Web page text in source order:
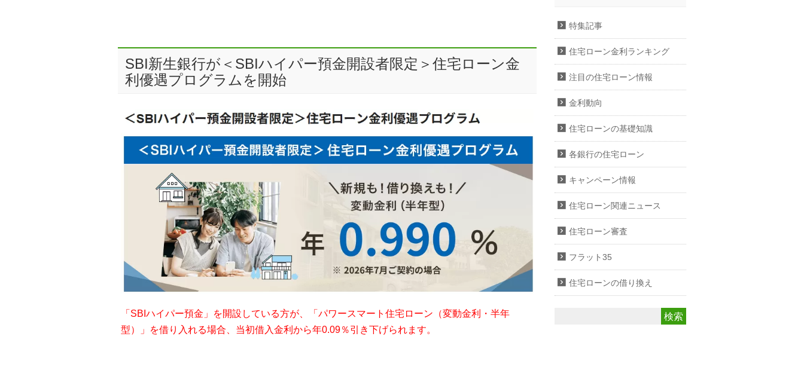
SBI新生銀行が＜SBIハイパー預金開設者限定＞住宅ローン金
利優遇プログラムを開始
「SBIハイパー預金」を開設している方が、「パワースマート住宅ローン（変動金利・半年
型）」を借り入れる場合、当初借入金利から年0.09％引き下げられます。
特集記事
住宅ローン金利ランキング
注目の住宅ローン情報
金利動向
住宅ローンの基礎知識
各銀行の住宅ローン
キャンペーン情報
住宅ローン関連ニュース
住宅ローン審査
フラット35
住宅ローンの借り換え